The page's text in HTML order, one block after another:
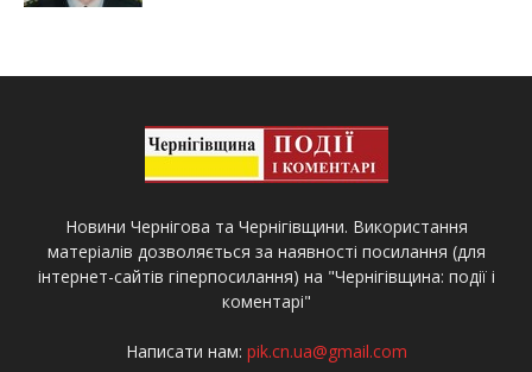
Новини Чернігова та Чернігівщини. Використання
матеріалів дозволяється за наявності посилання (для
інтернет-сайтів гіперпосилання) на "Чернігівщина: події і
коментарі"
Написати нам: pik.cn.ua@gmail.com